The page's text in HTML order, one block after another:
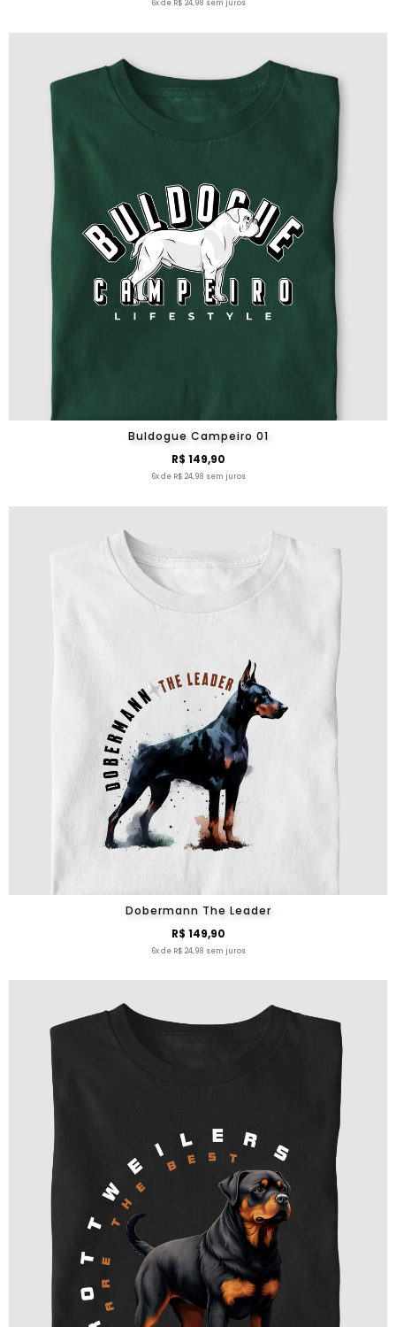
6x de R$ 24,98 sem juros
Buldogue Campeiro 01
R$ 149,90
6x de R$ 24,98 sem juros
Dobermann The Leader
R$ 149,90
6x de R$ 24,98 sem juros